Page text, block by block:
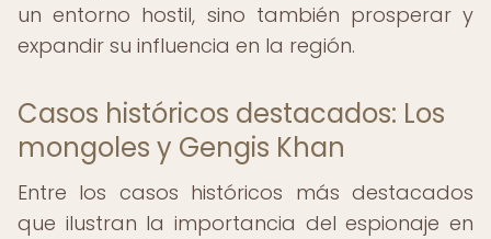
un entorno hostil, sino también prosperar y
expandir su influencia en la región.
Casos históricos destacados: Los
mongoles y Gengis Khan
Entre los casos históricos más destacados
que ilustran la importancia del espionaje en